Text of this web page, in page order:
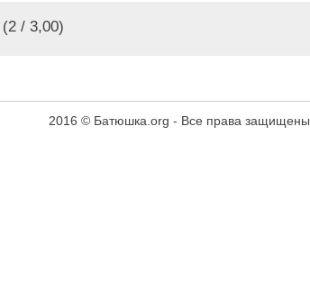
(2 / 3,00)
2016 © Батюшка.org - Все права защищены